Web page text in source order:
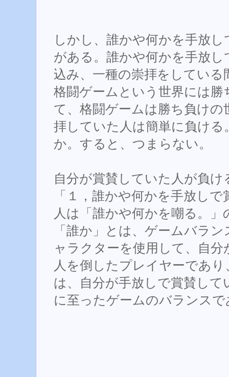
しかし、誰かや何かを手放
がある。誰かや何かを手放
込み、一種の崇拝をしてい
格闘ゲームという世界には
て、格闘ゲームは勝ち負けの
拝していた人は簡単に負け
か。すると、つまらない。
自分が賞賛していた人が負
「１，誰かや何かを手放し
人は「誰かや何かを嘲る。
「誰か」とは、ゲームバラ
ャラクターを使用して、自
人を倒したプレイヤーであ
は、自分が手放しで賞賛し
に至ったゲームのバランスで